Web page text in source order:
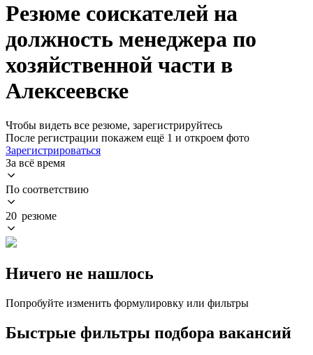
Резюме соискателей на
должность менеджера по
хозяйственной части в
Алексеевске
Чтобы видеть все резюме, зарегистрируйтесь
После регистрации покажем ещё 1 и откроем фото
Зарегистрироваться
За всё время
По соответствию
20 резюме
Ничего не нашлось
Попробуйте изменить формулировку или фильтры
Быстрые фильтры подбора вакансий